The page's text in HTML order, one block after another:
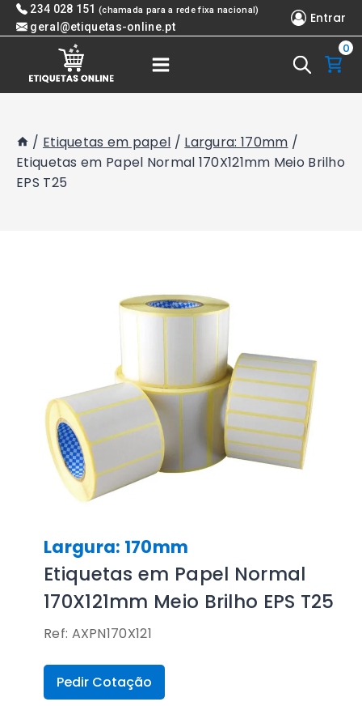
Skip 234 028 151 (chamada para a rede fixa nacional)
geral@etiquetas-online.pt
Entrar
0
/ Etiquetas em papel / Largura: 170mm /
Etiquetas em Papel Normal 170X121mm Meio Brilho
EPS T25
Largura: 170mm
Etiquetas em Papel Normal
170X121mm Meio Brilho EPS T25
Ref: AXPN170X121
Pedir Cotação